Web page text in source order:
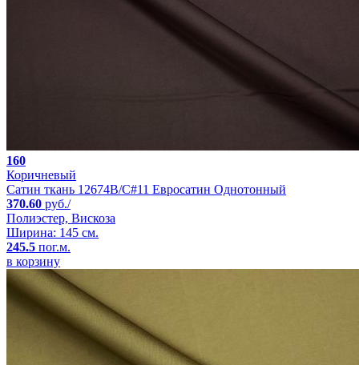
160
Коричневый
Сатин ткань 12674B/C#11 Евросатин Однотонный
370.60 руб./
Полиэстер, Вискоза
Ширина: 145 см.
245.5 пог.м.
в корзину